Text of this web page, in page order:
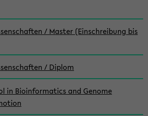
/ Master (Einschreibung bis
/ Diplom
in Bioinformatics and Genome